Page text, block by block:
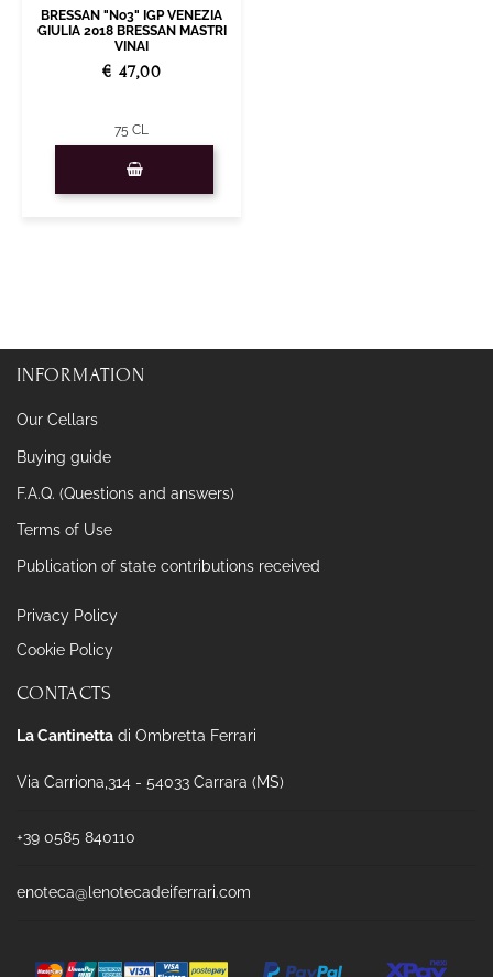
BRESSAN "No3" IGP VENEZIA
GIULIA 2018 BRESSAN MASTRI
VINAI
€ 47,00
75 CL
INFORMATION
Our Cellars
Buying guide
F.A.Q. (Questions and answers)
Terms of Use
Publication of state contributions received
Privacy Policy
Cookie Policy
CONTACTS
La Cantinetta di Ombretta Ferrari
Via Carriona,314 - 54033 Carrara (MS)
+39 0585 840110
enoteca@lenotecadeiferrari.com